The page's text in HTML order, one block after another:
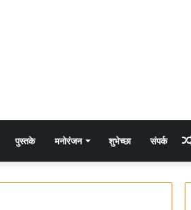
पुस्तके मनोरंजन शुभेच्छा संपर्क